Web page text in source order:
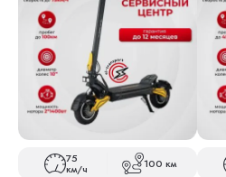
75
км/ч 100 км